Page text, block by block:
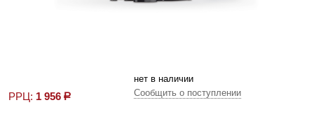
РРЦ: 1 956 р
нет в наличии
Сообщить о поступлении